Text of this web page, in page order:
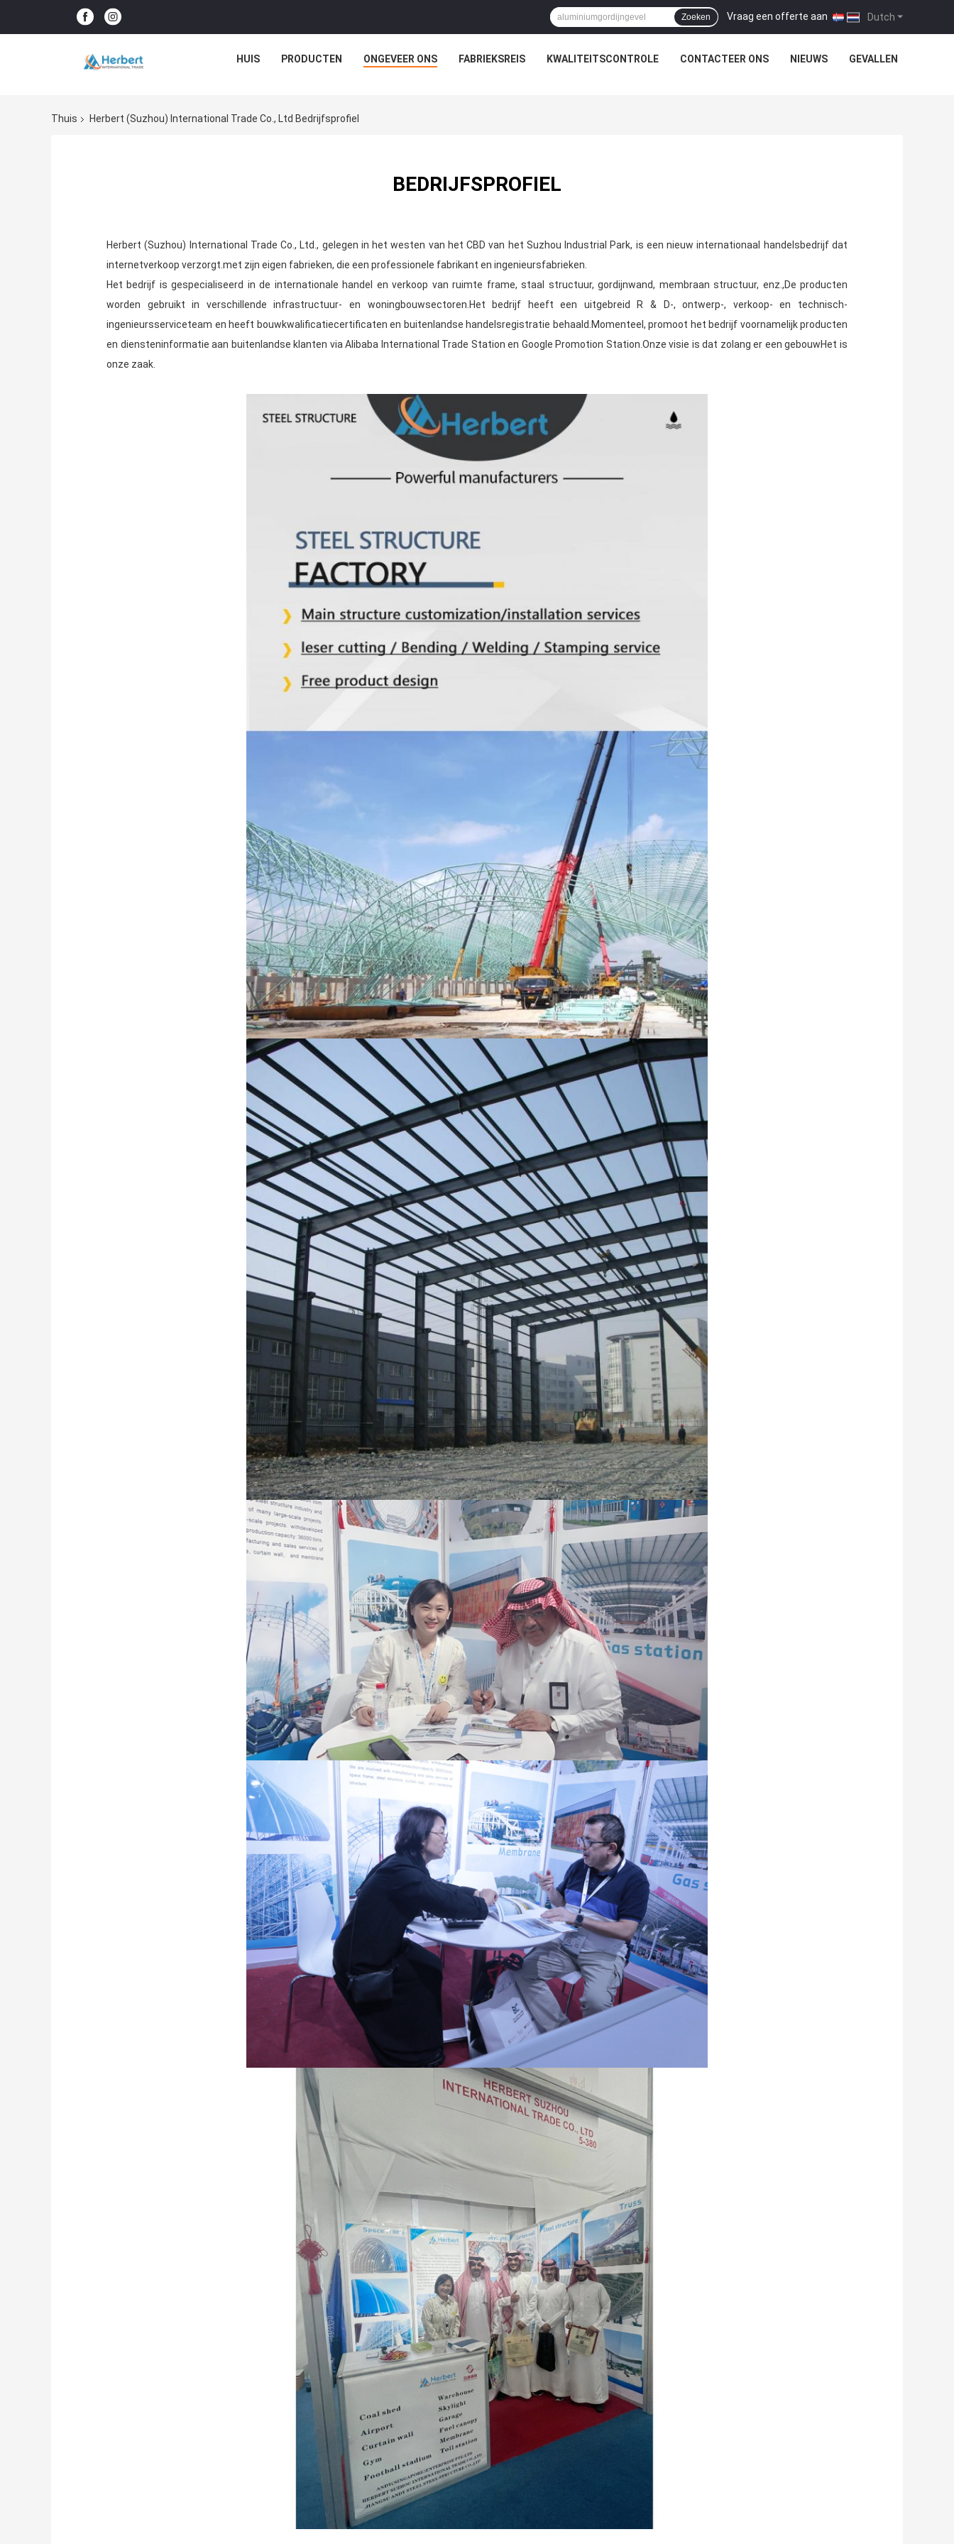
Dutch
Vraag een offerte aan |
Zoeken
HUIS PRODUCTEN ONGEVEER ONS FABRIEKSREIS KWALITEITSCONTROLE CONTACTEER ONS NIEUWS GEVALLEN
Thuis Herbert (Suzhou) International Trade Co., Ltd Bedrijfsprofiel
BEDRIJFSPROFIEL
Herbert (Suzhou) International Trade Co., Ltd., gelegen in het westen van het CBD van het Suzhou Industrial Park, is een nieuw internationaal handelsbedrijf dat
internetverkoop verzorgt.met zijn eigen fabrieken, die een professionele fabrikant en ingenieursfabrieken.
Het bedrijf is gespecialiseerd in de internationale handel en verkoop van ruimte frame, staal structuur, gordijnwand, membraan structuur, enz.,De producten
worden gebruikt in verschillende infrastructuur- en woningbouwsectoren.Het bedrijf heeft een uitgebreid R & D-, ontwerp-, verkoop- en technisch-
ingenieursserviceteam en heeft bouwkwalificatiecertificaten en buitenlandse handelsregistratie behaald.Momenteel, promoot het bedrijf voornamelijk producten
en diensteninformatie aan buitenlandse klanten via Alibaba International Trade Station en Google Promotion Station.Onze visie is dat zolang er een gebouwHet is
onze zaak.